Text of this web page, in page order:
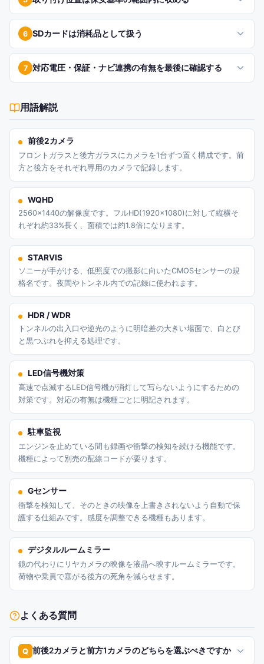
6 SDカードは消耗品として扱う
7 対応電圧・保証・ナビ連携の有無を最後に確認する
用語解説
前後2カメラ
フロントガラスと後方ガラスにカメラを1台ずつ置く構成です。前
方と後方をそれぞれ専用のカメラで記録します。
WQHD
2560×1440の解像度です。フルHD(1920×1080)に対して縦横そ
れぞれ約33%長く、面積では約1.8倍になります。
STARVIS
ソニーが手がける、低照度での撮影に向いたCMOSセンサーの規
格名です。夜間やトンネル内での記録に使われます。
HDR / WDR
トンネルの出入口や逆光のように明暗差の大きい場面で、白とび
と黒つぶれを抑える処理です。
LED信号機対策
高速で点滅するLED信号機が消灯して写らないようにするための
対策です。対応の有無は機種ごとに明記されます。
駐車監視
エンジンを止めている間も録画や衝撃の検知を続ける機能です。
機種によって別売の配線コードが要ります。
Gセンサー
衝撃を検知して、そのときの映像を上書きされないよう自動で保
護する仕組みです。感度を調整できる機種もあります。
デジタルルームミラー
鏡の代わりにリヤカメラの映像を液晶へ映すルームミラーです。
荷物や乗員で塞がる後方の死角を減らせます。
よくある質問
Q 前後2カメラと前方1カメラのどちらを選ぶべきですか